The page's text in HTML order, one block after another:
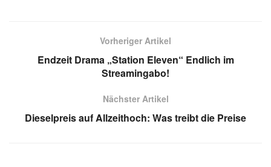
Vorheriger Artikel
Endzeit Drama „Station Eleven“ Endlich im
Streamingabo!
Nächster Artikel
Dieselpreis auf Allzeithoch: Was treibt die Preise